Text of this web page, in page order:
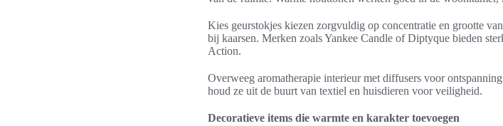
Kies geurstokjes kiezen zorgvuldig op concentratie en grootte
bij kaarsen. Merken zoals Yankee Candle of Diptyque bieden
Action.
Overweeg aromatherapie interieur met diffusers voor
houd ze uit de buurt van textiel en huisdieren voor veiligheid.
Decoratieve items die warmte en karakter toevoegen